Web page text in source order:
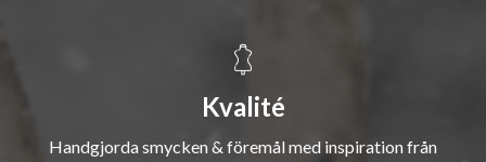
Kvalité
Handgjorda smycken & föremål med inspiration från